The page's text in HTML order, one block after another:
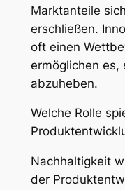
Marktanteile
erschließen.
oft einen
ermöglichen es,
abzuheben.
Welche Rolle
Nachhaltigkeit
der